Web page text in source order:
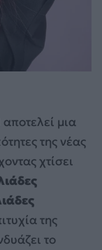
μια
της νέας
χτίσει
της
το